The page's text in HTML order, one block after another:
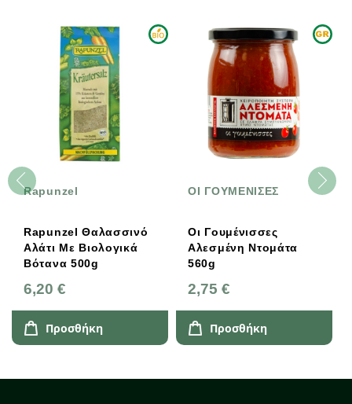
Rapunzel
Rapunzel Θαλασσινό
Αλάτι Με Βιολογικά
Βότανα 500g
6,20 €
Προσθήκη
ΟΙ ΓΟΥΜΕΝΙΣΕΣ
Οι Γουμένισσες
Αλεσμένη Ντομάτα
560g
2,75 €
Προσθήκη